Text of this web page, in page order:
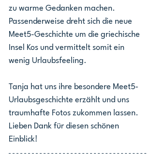
zu warme Gedanken machen.
Passenderweise dreht sich die neue
Meet5-Geschichte um die griechische
Insel Kos und vermittelt somit ein
wenig Urlaubsfeeling.
Tanja hat uns ihre besondere Meet5-
Urlaubsgeschichte erzählt und uns
traumhafte Fotos zukommen lassen.
Lieben Dank für diesen schönen
Einblick!